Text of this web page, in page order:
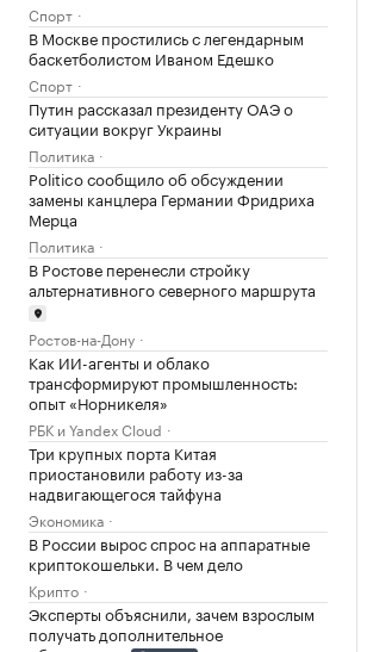
Спорт
В Москве простились с легендарным
баскетболистом Иваном Едешко
Спорт
Путин рассказал президенту ОАЭ о
ситуации вокруг Украины
Политика
Politico сообщило об обсуждении
замены канцлера Германии Фридриха
Мерца
Политика
В Ростове перенесли стройку
альтернативного северного маршрута
Ростов-на-Дону
Как ИИ-агенты и облако
трансформируют промышленность:
опыт «Норникеля»
РБК и Yandex Cloud
Три крупных порта Китая
приостановили работу из-за
надвигающегося тайфуна
Экономика
В России вырос спрос на аппаратные
криптокошельки. В чем дело
Крипто
Эксперты объяснили, зачем взрослым
получать дополнительное